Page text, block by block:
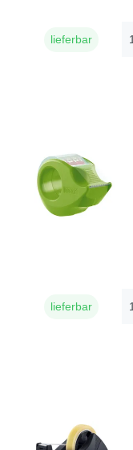
lieferbar
lieferbar